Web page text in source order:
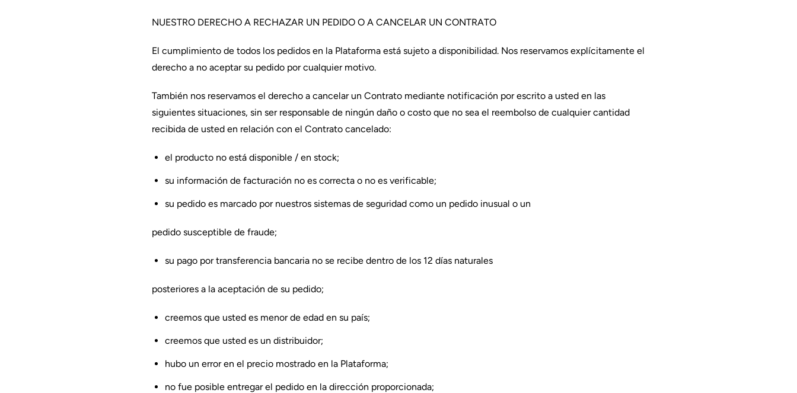
NUESTRO DERECHO A RECHAZAR UN PEDIDO O A CANCELAR UN CONTRATO
El cumplimiento de todos los pedidos en la Plataforma está sujeto a disponibilidad. Nos reservamos explícitamente el
derecho a no aceptar su pedido por cualquier motivo.
También nos reservamos el derecho a cancelar un Contrato mediante notificación por escrito a usted en las
siguientes situaciones, sin ser responsable de ningún daño o costo que no sea el reembolso de cualquier cantidad
recibida de usted en relación con el Contrato cancelado:
el producto no está disponible / en stock;
su información de facturación no es correcta o no es verificable;
su pedido es marcado por nuestros sistemas de seguridad como un pedido inusual o un
pedido susceptible de fraude;
su pago por transferencia bancaria no se recibe dentro de los 12 días naturales
posteriores a la aceptación de su pedido;
creemos que usted es menor de edad en su país;
creemos que usted es un distribuidor;
hubo un error en el precio mostrado en la Plataforma;
no fue posible entregar el pedido en la dirección proporcionada;